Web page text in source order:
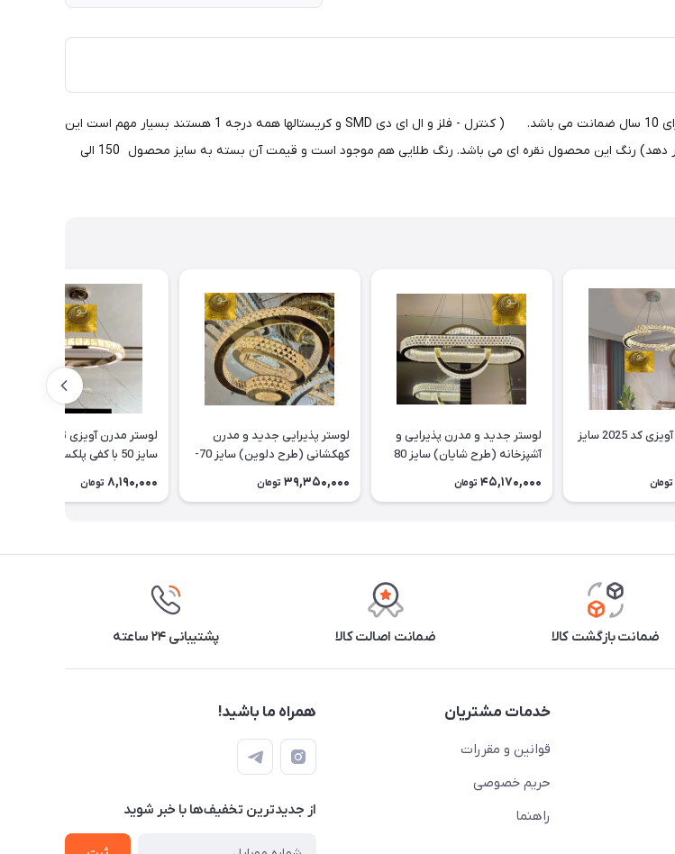
ماه نو این نوع محصول را با هر شکل مورد درخواست مشتری و با هر سایز تولید می کند. دارای 10 سال ضمانت می باشد. ( کنترل - فلز و ال ای دی SMD و کریستالها همه درجه 1 هستند بسیار مهم است این
موضوع موقع خرید مورد توجه واقع شود تغییر اینها می تواند تا حدود زیادی قیمت را تغییر دهد) رنگ این محصول نقره ای می باشد. رنگ طلایی هم موجود است و قیمت آن بسته به سایز محصول 150 الی
لوستر مدرن آویزی کد 2025 سایز
تومان
لوستر جدید و مدرن پذیرایی و
آشپزخانه (طرح شایان) سایز 80
45,170,000 تومان
لوستر پذیرایی جدید و مدرن
کهکشانی (طرح دلوین) سایز 70-
39,350,000 تومان
لوستر مدرن آویزی تک حلقه گرد
سایز 50 با کفی پلکسی
8,190,000 تومان
ضمانت بازگشت کالا ضمانت اصالت کالا پشتیبانی ۲۴ ساعته
خدمات مشتریان
قوانین و مقررات
حریم خصوصی
راهنما
همراه ما باشید!
از جدید‌ترین تخفیف‌ها با‌ خبر شوید